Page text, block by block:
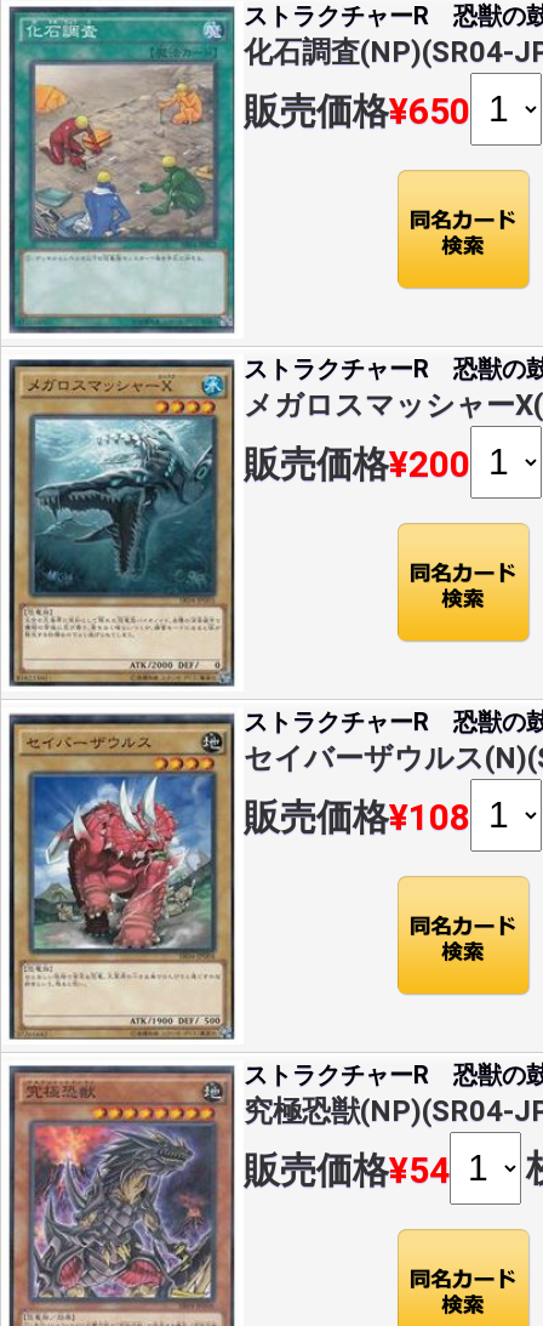
ストラクチャーR 恐獣の
化石調査(NP)(SR04-
販売価格¥650
ストラクチャーR 恐獣の
メガロスマッシャー
販売価格¥200
ストラクチャーR 恐獣の
セイバーザウルス
販売価格¥108
ストラクチャーR 恐獣の
究極恐獣(NP)(SR04-
販売価格¥54